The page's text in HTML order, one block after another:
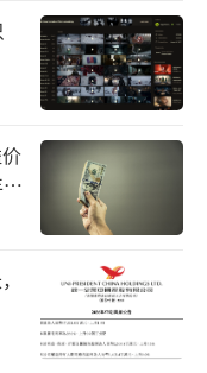
出了云南，先
都、广州、海口
京、南京也安
去马来西亚，开